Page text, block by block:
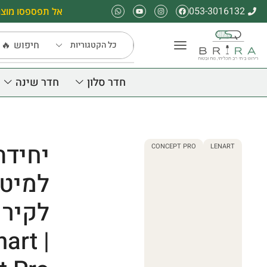
053-3016132 אל תפספסו
חיפוש
חדר סלון חדר שינה
LENART
CONCEPT PRO
|